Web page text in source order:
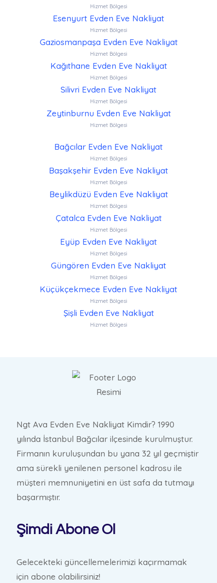
Hizmet Bölgesi
Esenyurt Evden Eve Nakliyat
Hizmet Bölgesi
Gaziosmanpaşa Evden Eve Nakliyat
Hizmet Bölgesi
Kağıthane Evden Eve Nakliyat
Hizmet Bölgesi
Silivri Evden Eve Nakliyat
Hizmet Bölgesi
Zeytinburnu Evden Eve Nakliyat
Hizmet Bölgesi
Bağcılar Evden Eve Nakliyat
Hizmet Bölgesi
Başakşehir Evden Eve Nakliyat
Hizmet Bölgesi
Beylikdüzü Evden Eve Nakliyat
Hizmet Bölgesi
Çatalca Evden Eve Nakliyat
Hizmet Bölgesi
Eyüp Evden Eve Nakliyat
Hizmet Bölgesi
Güngören Evden Eve Nakliyat
Hizmet Bölgesi
Küçükçekmece Evden Eve Nakliyat
Hizmet Bölgesi
Şişli Evden Eve Nakliyat
Hizmet Bölgesi
Ngt Ava Evden Eve Nakliyat Kimdir? 1990
yılında İstanbul Bağcılar ilçesinde kurulmuştur.
Firmanın kuruluşundan bu yana 32 yıl geçmiştir
ama sürekli yenilenen personel kadrosu ile
müşteri memnuniyetini en üst safa da tutmayı
başarmıştır.
Şimdi Abone Ol
Gelecekteki güncellemelerimizi kaçırmamak
için abone olabilirsiniz!